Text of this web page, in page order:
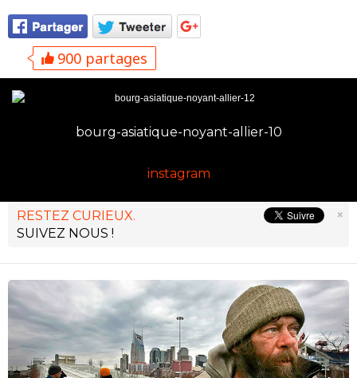
900 partages
bourg-asiatique-noyant-allier-10
instagram
×
RESTEZ CURIEUX.
SUIVEZ NOUS !